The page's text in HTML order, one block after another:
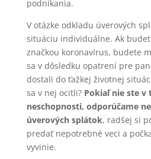
podnikania.
V otázke odkladu úverových
situáciu individuálne. Ak
značkou koronavírus, budete
sa v dôsledku opatrení pre
dostali do ťažkej životnej
sa v nej ocitli?Pokiaľ nie ste v
neschopnosti, odporúčame
úverových splátok, radšej si
predať nepotrebné veci a
vyvinie.